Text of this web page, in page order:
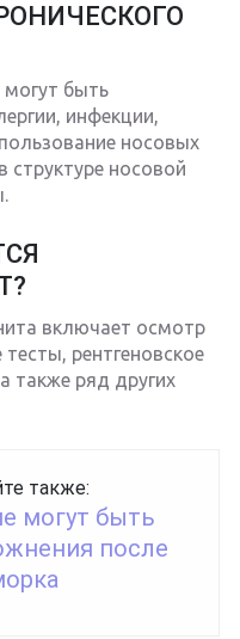
могут быть
инфекции,
носовых
структуре носовой
включает осмотр
рентгеновское
также ряд других
также:
могут быть
после